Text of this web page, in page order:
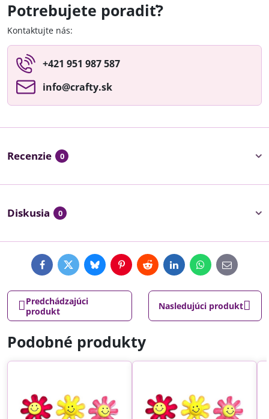
Potrebujete poradiť?
Kontaktujte nás:
+421 951 987 587
info​@crafty​.sk
Recenzie 0
Diskusia 0
FacebookTwitterBlueskyPinterestRedditLinkedInWhatsApp
E-
mail
Predchádzajúci
produkt
Nasledujúci produkt
Podobné produkty